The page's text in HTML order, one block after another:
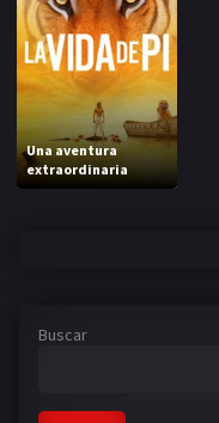
Una aventura
extraordinaria
Buscar